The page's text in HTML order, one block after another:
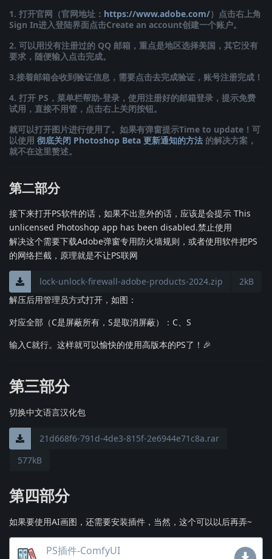
1. 打开官网（官网地址： https://www.adobe.com/）点击右上角
Sign In进入登陆界面点击Create an account创建一个账户。
2. 可以用没有注册过的 QQ 邮箱，重点是地区选择美国，其它没有
要求，随便输入点击完成。
3.接着邮箱会收到验证信息，需要点击去完成验证，账号注册完成！
4. 打开 PS，菜单栏帮助-登录，使用注册好的邮箱登录，提示免费
试用，直接不用管，点击右上关闭按钮。
就可以打开图片进行使用了。如果有弹窗提示Time to update！可
以使用 彻底关闭 Photoshop Beta 更新通知的方法 的解决方案，
就不在这里赘述。
第二部分
接下来打开PS软件的话，如果不出意外的话，应该是会提示 This
unlicensed Photoshop app has been disabled.禁止使用
解决这个需要下载Adobe弹窗专用防火墙规则，或者使用软件把PS
的网络拦截，原理就是不让PS联网
lock-unlock-firewall-adobe-products-2024.zip
2kB
解压后用管理员方式打开，如图：
对应全部（C是屏蔽所有，S是取消屏蔽）：C、S
输入C就行。这样就可以愉快的使用高版本的PS了！🎉
第三部分
切换中文语言汉化包
21d668f6-791d-4de3-815f-2e6944e71c8a.rar
577kB
第四部分
如果要使用AI画图，还需要安装插件，当然，这个可以以后再弄~
PS插件-ComfyUI